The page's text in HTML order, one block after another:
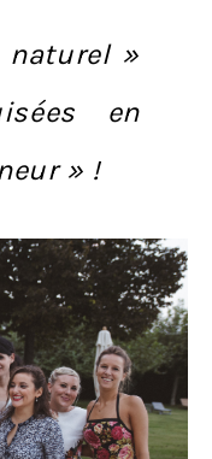
naturel »
en
» !